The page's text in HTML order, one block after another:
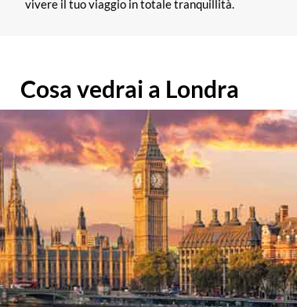
vivere il tuo viaggio in totale tranquillità.
Cosa vedrai a Londra